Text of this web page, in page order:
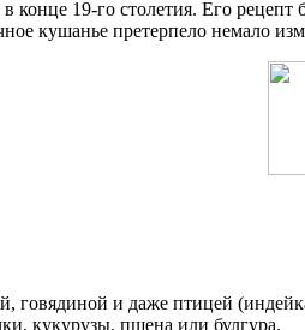
конце 19-го столетия. Его
кушанье претерпело немало
говядиной и даже птицей
кукурузы, пшена или булгура.